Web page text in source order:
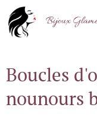
Bijoux
Boucles
nounours